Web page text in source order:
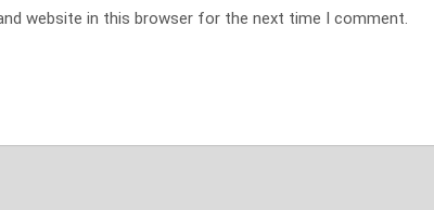
website in this browser for the next time I comment.